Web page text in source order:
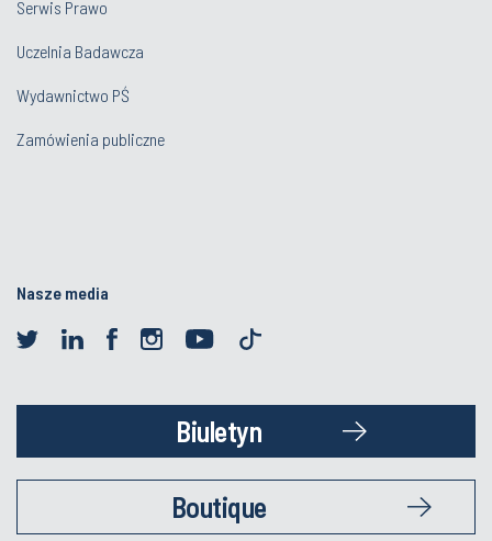
Serwis Prawo
Uczelnia Badawcza
Wydawnictwo PŚ
Zamówienia publiczne
Nasze media
Biuletyn
Boutique